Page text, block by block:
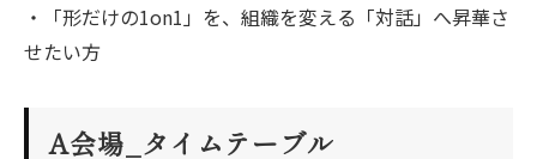
・「形だけの1on1」を、組織を変える「対話」へ昇華さ
せたい方
A会場_タイムテーブル